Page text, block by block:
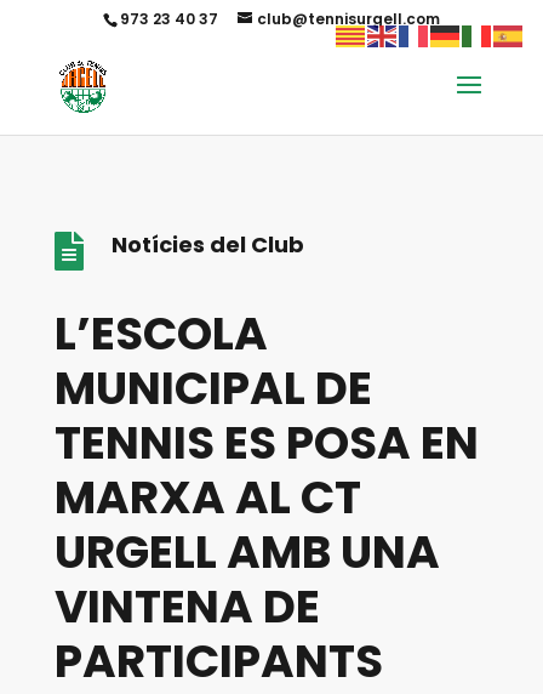
973 23 40 37 club@tennisurgell.com
 Notícies del Club
L’ESCOLA
MUNICIPAL DE
TENNIS ES POSA EN
MARXA AL CT
URGELL AMB UNA
VINTENA DE
PARTICIPANTS